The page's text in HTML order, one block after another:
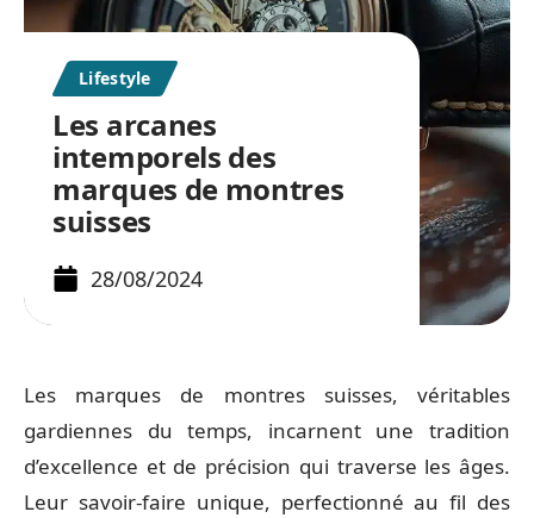
Lifestyle
Les arcanes
intemporels des
marques de montres
suisses
28/08/2024
Les marques de montres suisses, véritables
gardiennes du temps, incarnent une tradition
d’excellence et de précision qui traverse les âges.
Leur savoir-faire unique, perfectionné au fil des